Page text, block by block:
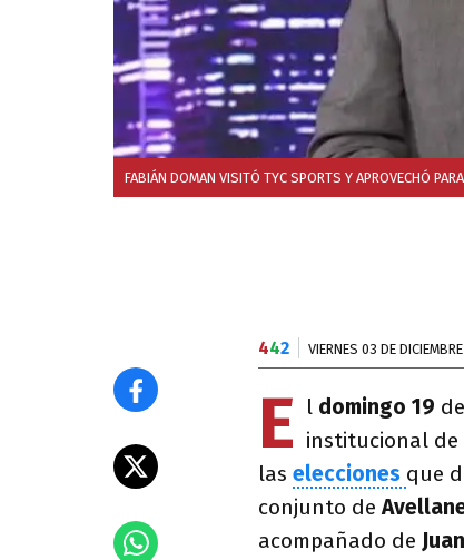
FABIÁN DOMAN VISITÓ TYC SPORTS Y APROVECHÓ
442 VIERNES 03 DE
E l domingo 19 de
institucional de
las elecciones que
conjunto de
acompañado de